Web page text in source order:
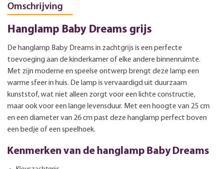
Omschrijving
Hanglamp Baby Dreams grijs
De hanglamp Baby Dreams in zachtgrijs is een perfecte
toevoeging aan de kinderkamer of elke andere binnenruimte.
Met zijn moderne en speelse ontwerp brengt deze lamp een
warme sfeer in huis. De lamp is vervaardigd uit duurzaam
kunststof, wat niet alleen zorgt voor een lichte constructie,
maar ook voor een lange levensduur. Met een hoogte van 25 cm
en een diameter van 26 cm past deze hanglamp perfect boven
een bedje of een speelhoek.
Kenmerken van de hanglamp Baby Dreams